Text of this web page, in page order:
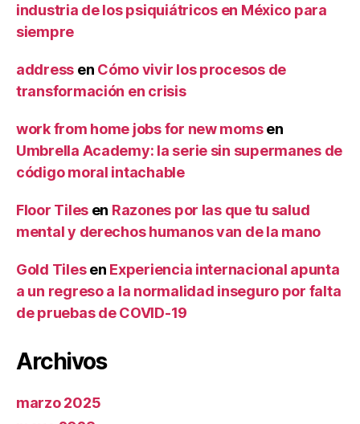
industria de los psiquiátricos en México para
siempre
address en Cómo vivir los procesos de
transformación en crisis
work from home jobs for new momsen
Umbrella Academy: la serie sin supermanes de
código moral intachable
Floor Tiles en Razones por las que tu salud
mental y derechos humanos van de la mano
Gold Tilesen Experiencia internacional apunta
a un regreso a la normalidad inseguro por falta
de pruebas de COVID-19
Archivos
marzo 2025